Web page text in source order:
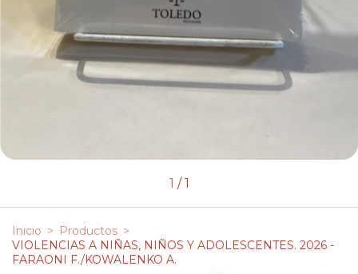
1 / 1
Inicio > Productos >
VIOLENCIAS A NIÑAS, NIÑOS Y ADOLESCENTES. 2026 -
FARAONI F./KOWALENKO A.